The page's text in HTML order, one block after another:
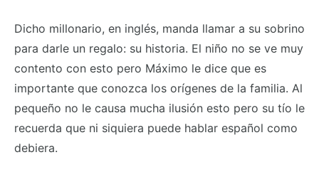
Dicho millonario, en inglés, manda llamar a su sobrino
para darle un regalo: su historia. El niño no se ve muy
contento con esto pero Máximo le dice que es
importante que conozca los orígenes de la familia. Al
pequeño no le causa mucha ilusión esto pero su tío le
recuerda que ni siquiera puede hablar español como
debiera.